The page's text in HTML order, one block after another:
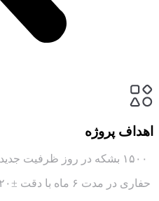
اهداف پروژه
حفاری در مدت ۶ ماه با دقت ±۲۰ متر نسبت به برنامه